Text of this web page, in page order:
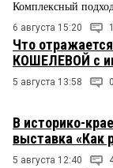
Комплексный
6 августа 15:20 1
Что
КОШЕЛЕВОЙ с
5 августа 13:58 0
В историко-
выставка «Как
5 августа 12:40